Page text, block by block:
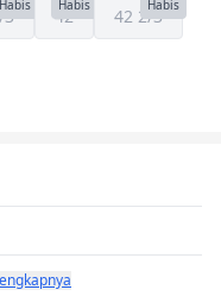
3
Habis 42
Habis 42 2/3Habis